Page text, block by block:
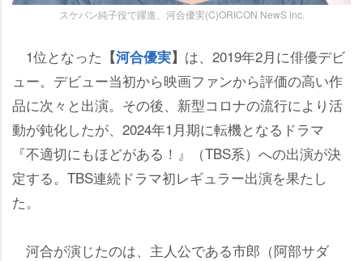
スケバン純子役で躍進、河合優実(C)ORICON NewS inc.
1位となった 【河合優実】 は、2019年2月に俳優デビ
ュー。デビュー当初から映画ファンから評価の高い作
品に次々と出演。その後、新型コロナの流行により活
動が鈍化したが、2024年1月期に転機となるドラマ
『不適切にもほどがある！』（TBS系）への出演が決
定する。TBS連続ドラマ初レギュラー出演を果たし
た。
河合が演じたのは、主人公である市郎（阿部サダ